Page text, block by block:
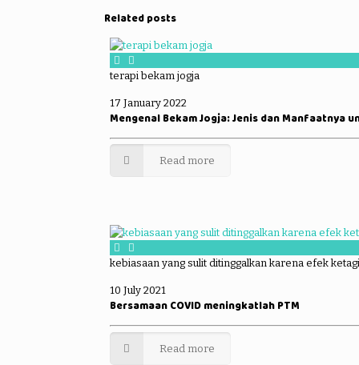
Related posts
terapi bekam jogja
17 January 2022
Mengenal Bekam Jogja: Jenis dan Manfaatnya
Read more
kebiasaan yang sulit ditinggalkan karena efek
10 July 2021
Bersamaan COVID meningkatlah PTM
Read more